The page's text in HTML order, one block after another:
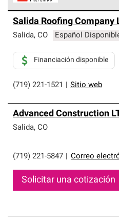
parte de una red exclusiva
que cumplen con altos
Salida Roofing Company
Salida, CO Español
(719) 221-1521 Sitio web
Financiación disponible
Advanced Construction
Salida, CO
(719) 221-5847 Correo
Solicitar una cotización